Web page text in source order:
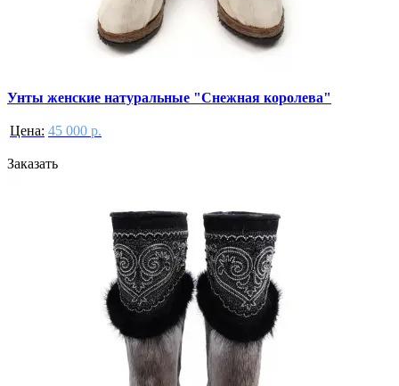
Унты женские натуральные "Снежная королева"
Цена: 45 000 р.
Заказать